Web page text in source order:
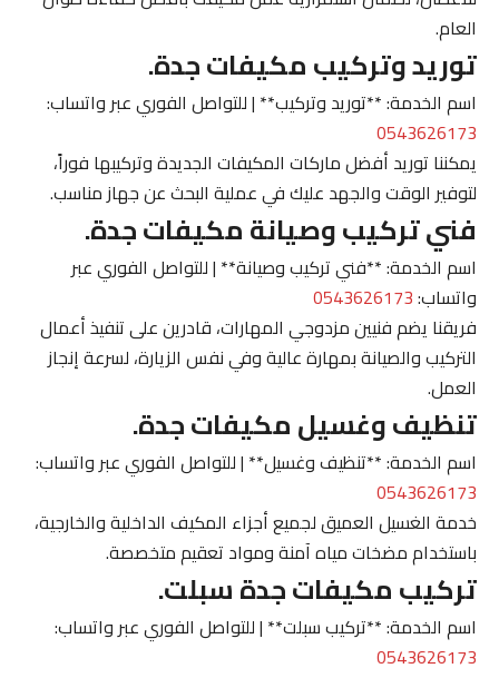
العام.
توريد وتركيب مكيفات جدة.
اسم الخدمة: **توريد وتركيب** | للتواصل الفوري عبر واتساب:
0543626173
يمكننا توريد أفضل ماركات المكيفات الجديدة وتركيبها فوراً،
لتوفير الوقت والجهد عليك في عملية البحث عن جهاز مناسب.
فني تركيب وصيانة مكيفات جدة.
اسم الخدمة: **فني تركيب وصيانة** | للتواصل الفوري عبر
واتساب:0543626173
فريقنا يضم فنيين مزدوجي المهارات، قادرين على تنفيذ أعمال
التركيب والصيانة بمهارة عالية وفي نفس الزيارة، لسرعة إنجاز
العمل.
تنظيف وغسيل مكيفات جدة.
اسم الخدمة: **تنظيف وغسيل** | للتواصل الفوري عبر واتساب:
0543626173
خدمة الغسيل العميق لجميع أجزاء المكيف الداخلية والخارجية،
باستخدام مضخات مياه آمنة ومواد تعقيم متخصصة.
تركيب مكيفات جدة سبلت.
اسم الخدمة: **تركيب سبلت** | للتواصل الفوري عبر واتساب:
0543626173